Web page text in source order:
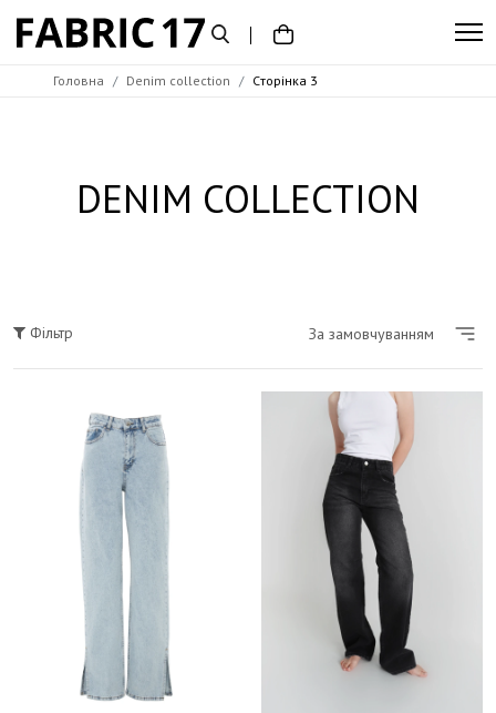
Головна Denim collection Cторінка 3
DENIM COLLECTION
Фільтр За замовчуванням
Розмір
Колір
Блакитний варений
світло-сірий
Блакитний
Рожевий
Шоколадний
Темно-синій
Світло-синій